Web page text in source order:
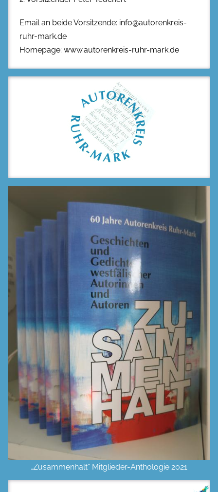
Email an beide Vorsitzende: info@autorenkreis-
ruhr-mark.de
Homepage: www.autorenkreis-ruhr-mark.de
„Zusammenhalt“ Mitglieder-Anthologie 2021